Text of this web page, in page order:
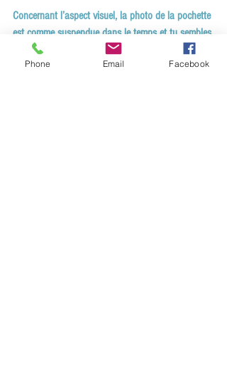
Concernant l’aspect visuel, la photo de la pochette
est comme suspendue dans le temps et tu sembles
attendre l'inattendu, dans un cadrage à la façon
d'une peinture d'Edward Hopper (subtil mélange
Phone Email Facebook